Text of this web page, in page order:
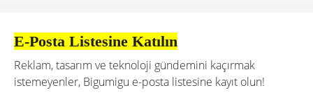
E-Posta Listesine Katılın
Reklam, tasarım ve teknoloji gündemini kaçırmak
istemeyenler, Bigumigu e-posta listesine kayıt olun!